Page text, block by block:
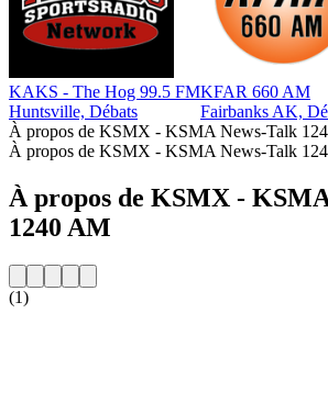
KAKS - The Hog 99.5 FM
Huntsville, Débats
KFAR 660 AM
Fairbanks AK,
À propos de KSMX - KSMA News-Talk
À propos de KSMX - KSMA News-Talk
À propos de KSMX -
1240 AM
(1)